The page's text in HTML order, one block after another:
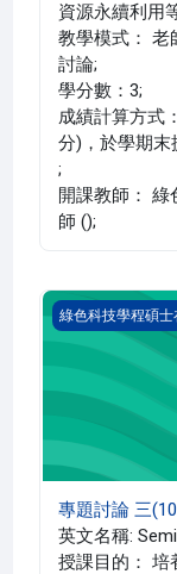
資源永續利用
教學模式： 老
討論;
學分數：3;
成績計算方式
分)，於學期末
;
開課教師：
師 ();
專題討論 三
綠色科技學程碩
專題討論 三
英文名稱:
授課目的： 培